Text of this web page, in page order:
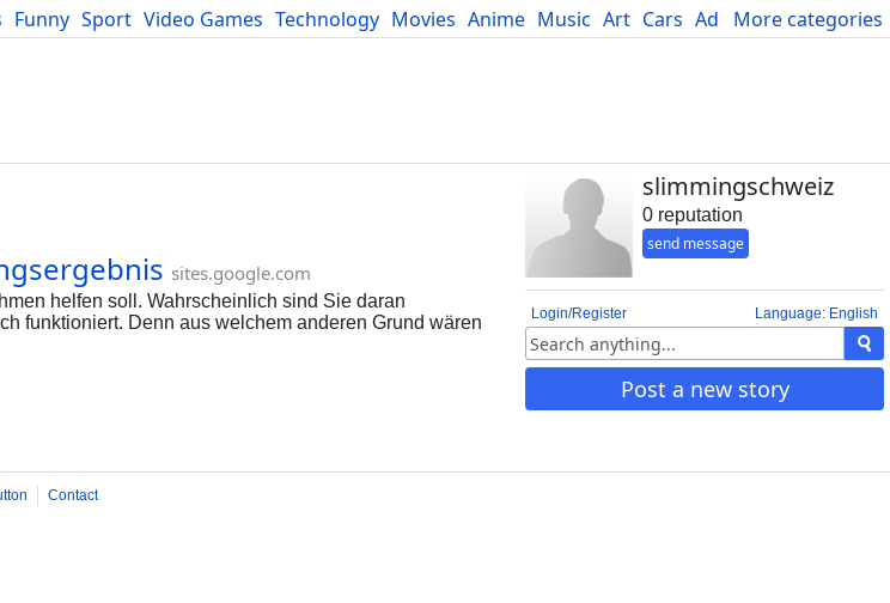
More categories
Funny Sport Video Games Technology Movies Anime Music Art Cars Advice Science
slimmingschweiz
0 reputation
send message
Language: English
Login/Register
Post a new story
sites.google.com
helfen soll. Wahrscheinlich sind Sie daran
funktioniert. Denn aus welchem anderen Grund wären
basieren auf einem echten biologischen
Contact